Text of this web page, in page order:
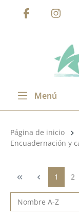
Saltar al contenido
Menú
Categoría
Página de inicio
Encuadernación y
Página
1 2